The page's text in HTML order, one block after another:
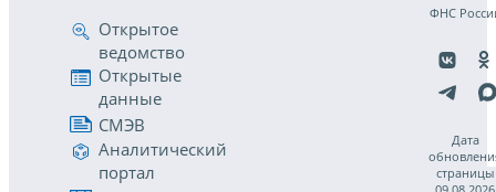
Открытое
ведомство
Открытые
данные
СМЭВ
Аналитический
портал
ФНС
Дата
страницы